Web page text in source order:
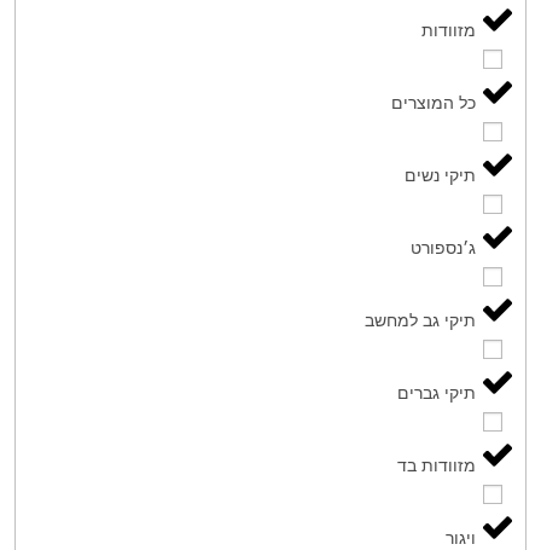
מזוודות
כל המוצרים
תיקי נשים
ג׳נספורט
תיקי גב למחשב
תיקי גברים
מזוודות בד
ויגור